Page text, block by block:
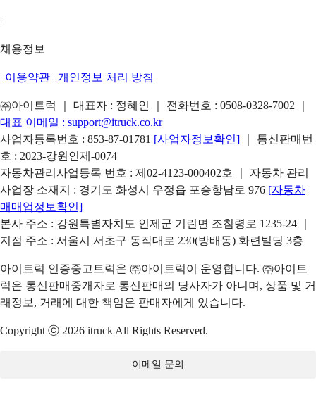
|
채용정보
| 이용약관 | 개인정보 처리 방침
㈜아이트럭 ｜ 대표자 : 정혜인 ｜ 전화번호 : 0508-0328-7002
대표 이메일 : support@itruck.co.kr
사업자등록번호 : 853-87-01781 [사업자정보확인]
｜ 통신판매번
호 : 2023-강원인제-0074
자동차관리사업등록 번호 : 제02-4123-000402호 ｜ 자동차 관리
사업장 소재지 : 경기도 화성시 우정읍 포승항남로 976 [자동차
매매업정보확인]
본사 주소 : 강원특별자치도 인제군 기린면 조침령로 1235-24 ｜
지점 주소 : 서울시 서초구 동작대로 230(방배동) 화련빌딩 3층
아이트럭 인증중고트럭은 ㈜아이트럭이 운영합니다. ㈜아이트
럭은 통신판매중개자로 통신판매의 당사자가 아니며, 상품 및 거
래정보, 거래에 대한 책임은 판매자에게 있습니다.
Copyright ⓒ 2026 itruck All Rights Reserved.
이메일 문의